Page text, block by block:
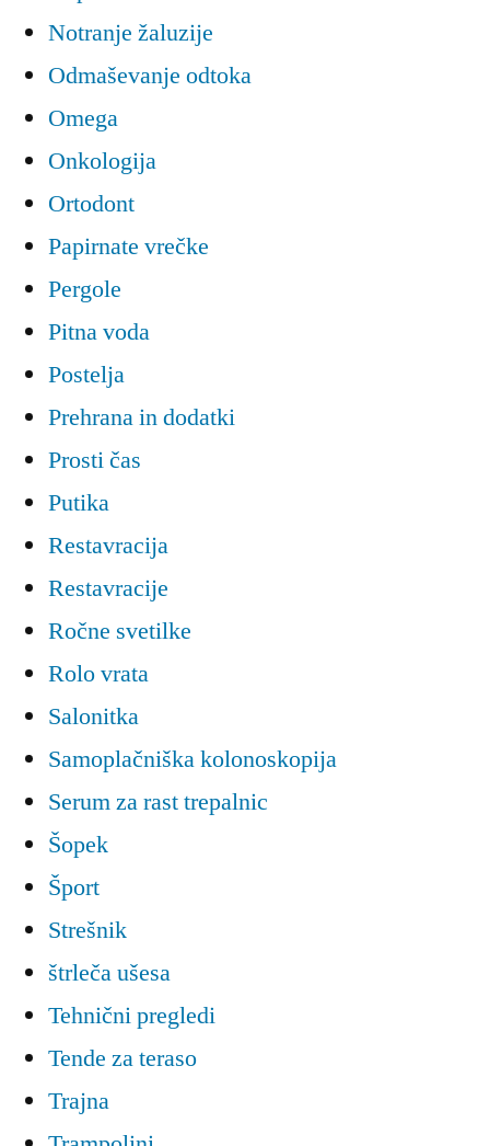
Notranje žaluzije
Odmaševanje odtoka
Omega
Onkologija
Ortodont
Papirnate vrečke
Pergole
Pitna voda
Postelja
Prehrana in dodatki
Prosti čas
Putika
Restavracija
Restavracije
Ročne svetilke
Rolo vrata
Salonitka
Samoplačniška kolonoskopija
Serum za rast trepalnic
Šopek
Šport
Strešnik
štrleča ušesa
Tehnični pregledi
Tende za teraso
Trajna